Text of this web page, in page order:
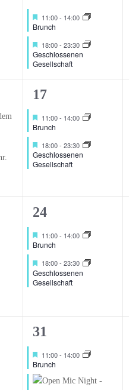
Veranstaltungen,
Hervorgehoben
11:00- 14:00
Brunch
Hervorgehoben
18:00-23:30
Geschlossenen
Gesellschaft
2
Veranstaltungen,
17
Hervorgehoben
11:00- 14:00
Brunch
Hervorgehoben
18:00-23:30
Geschlossenen
Gesellschaft
2
Veranstaltungen,
24
Hervorgehoben
11:00- 14:00
Brunch
Hervorgehoben
18:00-23:30
Geschlossenen
Gesellschaft
2
Veranstaltungen,
31
Hervorgehoben
11:00- 14:00
Brunch